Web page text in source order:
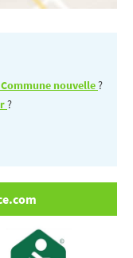
nouvelle?
?